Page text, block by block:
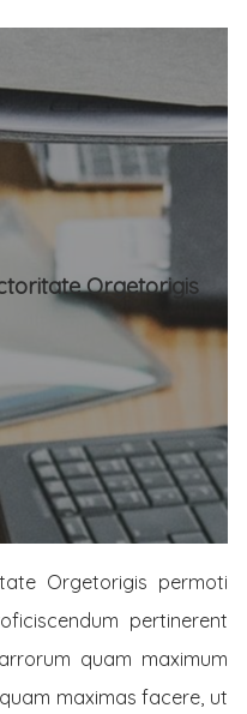
Orgetorigis
Orgetorigis permoti
pertinerent
quam maximum
maximas facere, ut